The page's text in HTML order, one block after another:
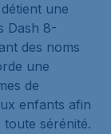
une
Dash 8-
des noms
une
de
enfants afin
toute sérénité.